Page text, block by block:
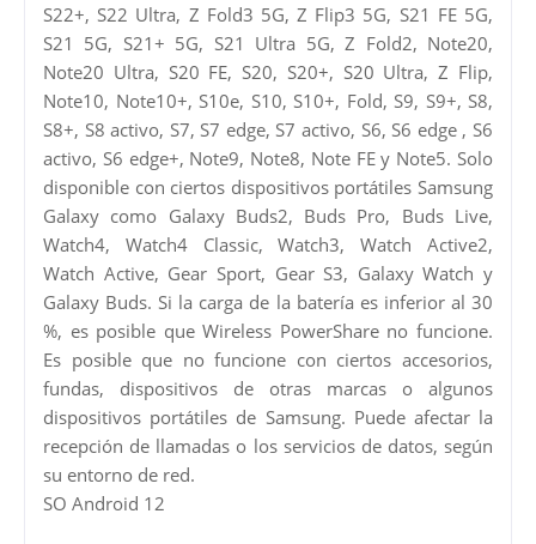
S22+, S22 Ultra, Z Fold3 5G, Z Flip3 5G, S21 FE 5G,
S21 5G, S21+ 5G, S21 Ultra 5G, Z Fold2, Note20,
Note20 Ultra, S20 FE, S20, S20+, S20 Ultra, Z Flip,
Note10, Note10+, S10e, S10, S10+, Fold, S9, S9+, S8,
S8+, S8 activo, S7, S7 edge, S7 activo, S6, S6 edge , S6
activo, S6 edge+, Note9, Note8, Note FE y Note5. Solo
disponible con ciertos dispositivos portátiles Samsung
Galaxy como Galaxy Buds2, Buds Pro, Buds Live,
Watch4, Watch4 Classic, Watch3, Watch Active2,
Watch Active, Gear Sport, Gear S3, Galaxy Watch y
Galaxy Buds. Si la carga de la batería es inferior al 30
%, es posible que Wireless PowerShare no funcione.
Es posible que no funcione con ciertos accesorios,
fundas, dispositivos de otras marcas o algunos
dispositivos portátiles de Samsung. Puede afectar la
recepción de llamadas o los servicios de datos, según
su entorno de red.
SO Android 12